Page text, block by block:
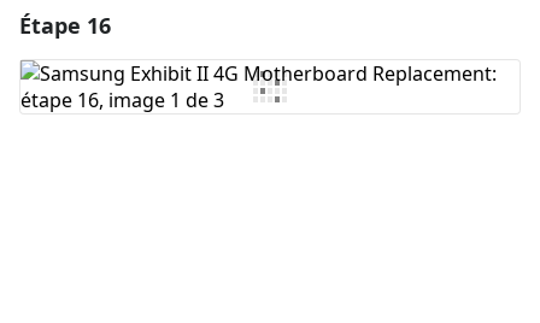
Ajouter un commentaire
Étape 16